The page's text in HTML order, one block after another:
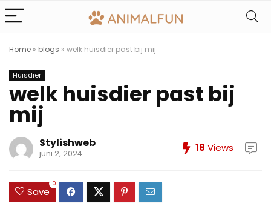
Home » blogs » welk huisdier past bij mij
Huisdier
welk huisdier past bij
mij
Stylishweb
juni 2, 2024 18 Views
Save
0